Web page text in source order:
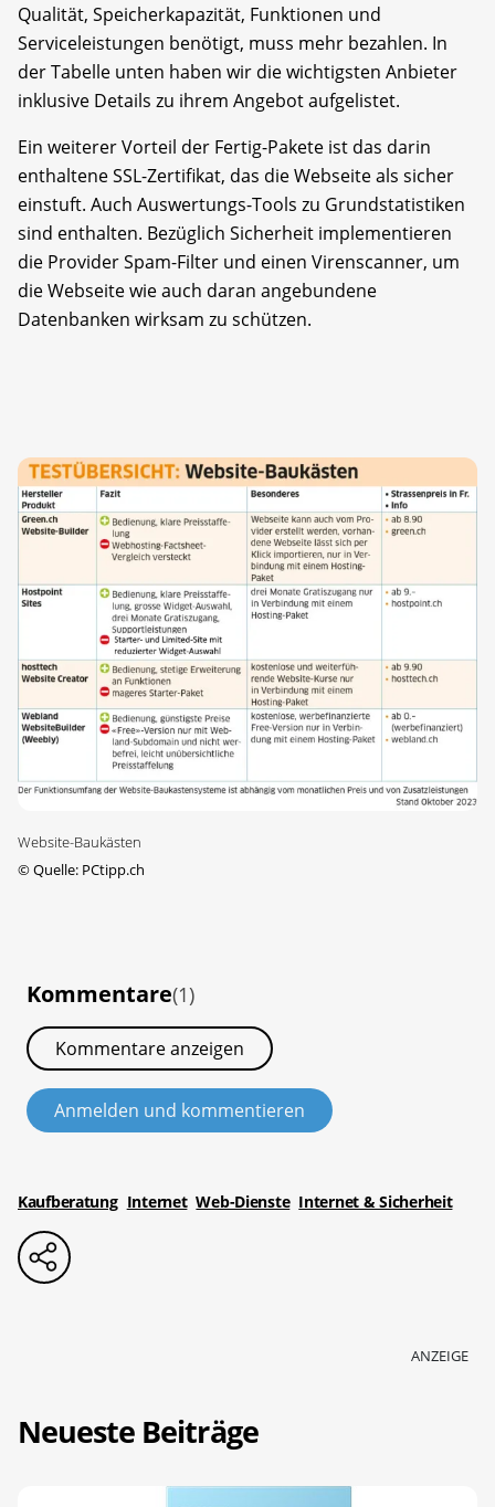
Qualität, Speicherkapazität, Funktionen und
Serviceleistungen benötigt, muss mehr bezahlen. In
der Tabelle unten haben wir die wichtigsten Anbieter
inklusive Details zu ihrem Angebot aufgelistet.
Ein weiterer Vorteil der Fertig-Pakete ist das darin
enthaltene SSL-Zertifikat, das die Webseite als sicher
einstuft. Auch Auswertungs-Tools zu Grundstatistiken
sind enthalten. Bezüglich Sicherheit implementieren
die Provider Spam-Filter und einen Virenscanner, um
die Webseite wie auch daran angebundene
Datenbanken wirksam zu schützen.
Website-Baukästen
©Quelle: PCtipp.ch
Kommentare(1)
Kommentare anzeigen
Anmelden und kommentieren
Kaufberatung Internet Web-Dienste Internet & Sicherheit
ANZEIGE
Neueste Beiträge